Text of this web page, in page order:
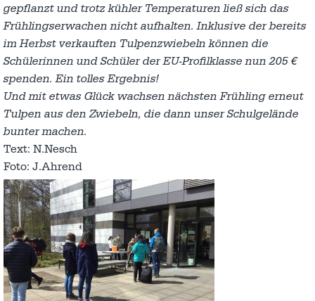
gepflanzt und trotz kühler Temperaturen ließ sich das
Frühlingserwachen nicht aufhalten.Inklusive der bereits
im Herbst verkauften Tulpenzwiebeln können die
Schülerinnen und Schüler der EU-Profilklasse nun 205 €
spenden. Ein tolles Ergebnis!
Und mit etwas Glück wachsen nächsten Frühling erneut
Tulpen aus den Zwiebeln, die dann unser Schulgelände
bunter machen.
Text: N.Nesch
Foto: J.Ahrend